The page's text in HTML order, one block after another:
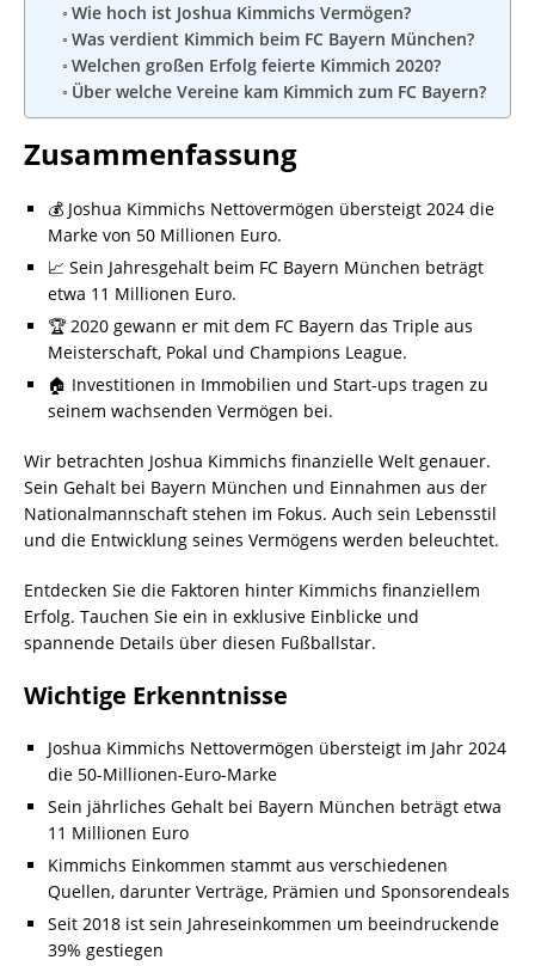
Wie hoch ist Joshua Kimmichs Vermögen?
Was verdient Kimmich beim FC Bayern München?
Welchen großen Erfolg feierte Kimmich 2020?
Über welche Vereine kam Kimmich zum FC Bayern?
Zusammenfassung
💰 Joshua Kimmichs Nettovermögen übersteigt 2024 die
Marke von 50 Millionen Euro.
📈 Sein Jahresgehalt beim FC Bayern München beträgt
etwa 11 Millionen Euro.
🏆 2020 gewann er mit dem FC Bayern das Triple aus
Meisterschaft, Pokal und Champions League.
🏠 Investitionen in Immobilien und Start-ups tragen zu
seinem wachsenden Vermögen bei.
Wir betrachten Joshua Kimmichs finanzielle Welt genauer.
Sein Gehalt bei Bayern München und Einnahmen aus der
Nationalmannschaft stehen im Fokus. Auch sein Lebensstil
und die Entwicklung seines Vermögens werden beleuchtet.
Entdecken Sie die Faktoren hinter Kimmichs finanziellem
Erfolg. Tauchen Sie ein in exklusive Einblicke und
spannende Details über diesen Fußballstar.
Wichtige Erkenntnisse
Joshua Kimmichs Nettovermögen übersteigt im Jahr 2024
die 50-Millionen-Euro-Marke
Sein jährliches Gehalt bei Bayern München beträgt etwa
11 Millionen Euro
Kimmichs Einkommen stammt aus verschiedenen
Quellen, darunter Verträge, Prämien und Sponsorendeals
Seit 2018 ist sein Jahreseinkommen um beeindruckende
39% gestiegen